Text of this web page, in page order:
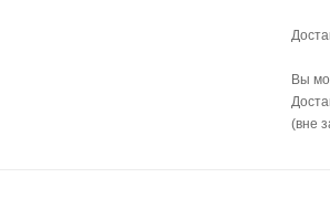
Вы
(вне